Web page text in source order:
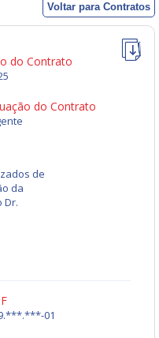
Voltar para Contratos
do Contrato
do Contrato
de
da
Dr.
01